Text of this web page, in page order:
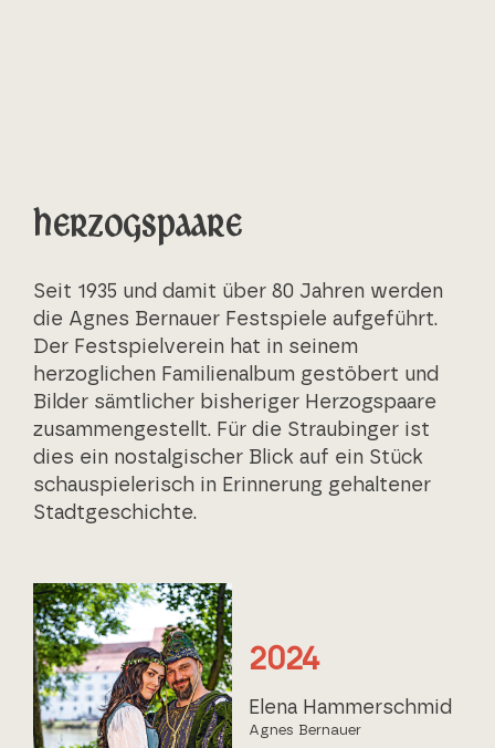
Herzogspaare
Seit 1935 und damit über 80 Jahren werden
die Agnes Bernauer Festspiele aufgeführt.
Der Festspielverein hat in seinem
herzoglichen Familienalbum gestöbert und
Bilder sämtlicher bisheriger Herzogspaare
zusammengestellt. Für die Straubinger ist
dies ein nostalgischer Blick auf ein Stück
schauspielerisch in Erinnerung gehaltener
Stadtgeschichte.
2024
Elena Hammerschmid
Agnes Bernauer